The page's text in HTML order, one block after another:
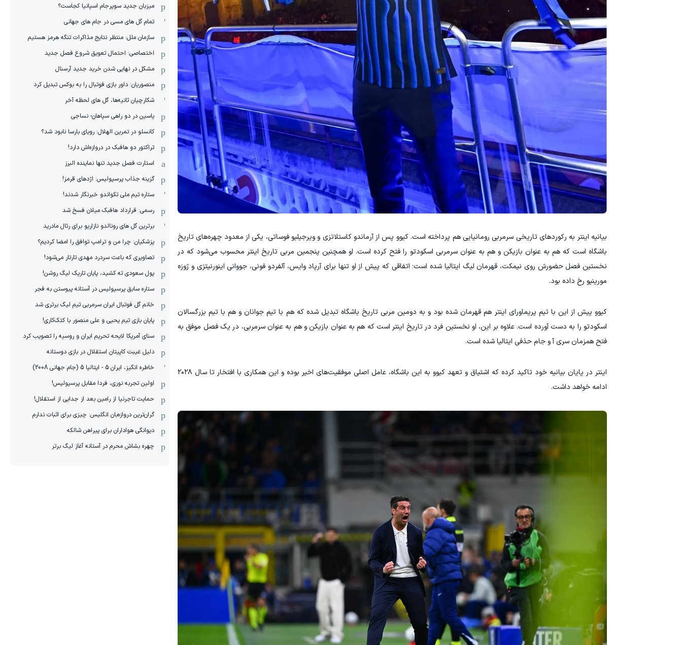
بیانیه اینتر به رکوردهای تاریخی سرمربی رومانیایی هم پرداخته است. کیوو پس از آرماندو کاستلاتزی و ویرجیلیو فوساتی، یکی از معدود چهره‌های تاریخ
باشگاه است که هم به عنوان بازیکن و هم به عنوان سرمربی اسکودتو را فتح کرده است. او همچنین پنجمین مربی تاریخ اینتر محسوب می‌شود که در
نخستین فصل حضورش روی نیمکت، قهرمان لیگ ایتالیا شده است؛ اتفاقی که پیش از او تنها برای آرپاد وایس، آلفردو فونی، جووانی اینورنیتزی و ژوزه
مورینیو رخ داده بود.
کیوو پیش از این با تیم پریماورای اینتر هم قهرمان شده بود و به دومین مربی تاریخ باشگاه تبدیل شده که هم با تیم جوانان و هم با تیم بزرگسالان
اسکودتو را به دست آورده است. علاوه بر این، او نخستین فرد در تاریخ اینتر است که هم به عنوان بازیکن و هم به عنوان سرمربی، در یک فصل موفق به
فتح همزمان سری آ و جام حذفی ایتالیا شده است.
اینتر در پایان بیانیه خود تاکید کرده که اشتیاق و تعهد کیوو به این باشگاه، عامل اصلی موفقیت‌های اخیر بوده و این همکاری با افتخار تا سال ۲۰۲۸
ادامه خواهد داشت.
میزبان جدید سوپرجام اسپانیا کجاست؟
تمام گل های مسی در جام های جهانی
سازمان ملل: منتظر نتایج مذاکرات تنگه هرمز هستیم
اختصاصی: احتمال تعویق شروع فصل جدید
مشکل در نهایی شدن خرید جدید آرسنال
منصوریان: داور بازی فوتبال را به بوکس تبدیل کرد
شکارچیان ثانیه‌ها، گل های لحظه آخر
یاسین در دو راهی سپاهان- نساجی
کانسلو در تمرین الهلال: رویای بارسا نابود شد؟
تراکتور دو هافبک در دروازه‌اش دارد!
استارت فصل جدید تنها نماینده البرز
گزینه جذاب پرسپولیس: اژدهای قرمز!
ستاره تیم ملی تکواندو خبرنگار شدند!
رسمی: قرارداد هافبک میلان فسخ شد
برترین گل های رونالدو نازاریو برای رئال مادرید
پزشکیان: چرا من و ترامپ توافق را امضا کردیم؟
تصاویری که باعث سردرد مهدی تارتار می‌شود!
پول سعودی ته کشید، پایان تاریک لیگ روشن!
ستاره سابق پرسپولیس در آستانه پیوستن به فجر
خانم گل فوتبال ایران سرمربی تیم لیگ برتری شد
پایان بازی تیم یحیی و علی منصور با کتک‌کاری!
سنای آمریکا لایحه تحریم ایران و روسیه را تصویب کرد
دلیل غیبت کاپیتان استقلال در بازی دوستانه
خاطره انگیز، ایران 5 - ایتالیا 5 (جام جهانی 2008)
اولین تجربه نوری، فردا مقابل پرسپولیس!
حمایت تاجرنیا از رامین بعد از جدایی از استقلال!
گران‌ترین دروازه‌بان انگلیس: چیزی برای اثبات ندارم
دیوانگی هواداران برای پیراهن شالکه
چهره بشاش محرم در آستانه آغاز لیگ برتر